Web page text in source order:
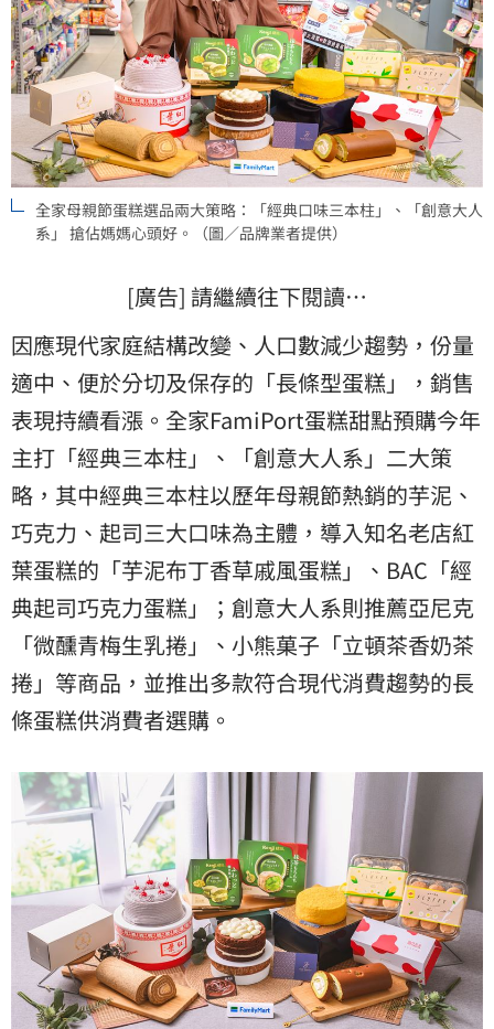
全家母親節蛋糕選品兩大策略：「經典口味三本柱」、「創意大人
系」 搶佔媽媽心頭好。（圖／品牌業者提供）
[廣告] 請繼續往下閱讀…
因應現代家庭結構改變、人口數減少趨勢，份量
適中、便於分切及保存的「長條型蛋糕」，銷售
表現持續看漲。全家FamiPort蛋糕甜點預購今年
主打「經典三本柱」、「創意大人系」二大策
略，其中經典三本柱以歷年母親節熱銷的芋泥、
巧克力、起司三大口味為主體，導入知名老店紅
葉蛋糕的「芋泥布丁香草戚風蛋糕」、BAC「經
典起司巧克力蛋糕」；創意大人系則推薦亞尼克
「微醺青梅生乳捲」、小熊菓子「立頓茶香奶茶
捲」等商品，並推出多款符合現代消費趨勢的長
條蛋糕供消費者選購。